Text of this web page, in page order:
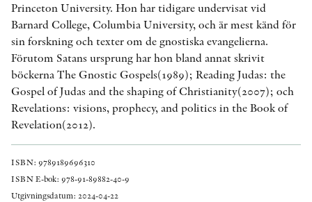
Princeton University. Hon har tidigare undervisat vid
Barnard College, Columbia University, och är mest känd för
sin forskning och texter om de gnostiska evangelierna.
Förutom Satans ursprung har hon bland annat skrivit
böckerna The Gnostic Gospels(1989); Reading Judas: the
Gospel of Judas and the shaping of Christianity(2007); och
Revelations: visions, prophecy, and politics in the Book of
Revelation(2012).
ISBN: 9789189696310
ISBN E-bok: 978-91-89882-40-9
Utgivningsdatum: 2024-04-22